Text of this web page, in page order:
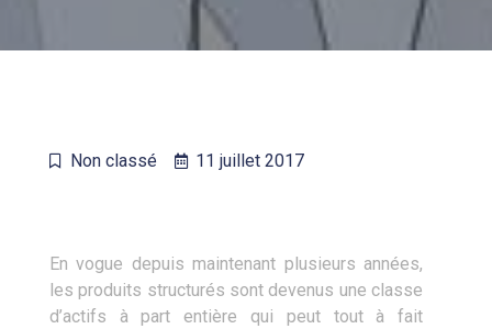
Non classé 11 juillet 2017
En vogue depuis maintenant plusieurs années,
les produits structurés sont devenus une classe
d’actifs à part entière qui peut tout à fait